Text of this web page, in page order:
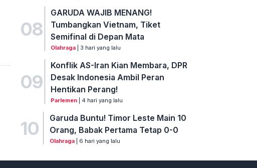
08
GARUDA WAJIB MENANG!
Tumbangkan Vietnam, Tiket
Semifinal di Depan Mata
Olahraga | 3 hari yang lalu
09
Konflik AS-Iran Kian Membara, DPR
Desak Indonesia Ambil Peran
Hentikan Perang!
Parlemen | 4 hari yang lalu
10
Garuda Buntu! Timor Leste Main 10
Orang, Babak Pertama Tetap 0-0
Olahraga| 6 hari yang lalu